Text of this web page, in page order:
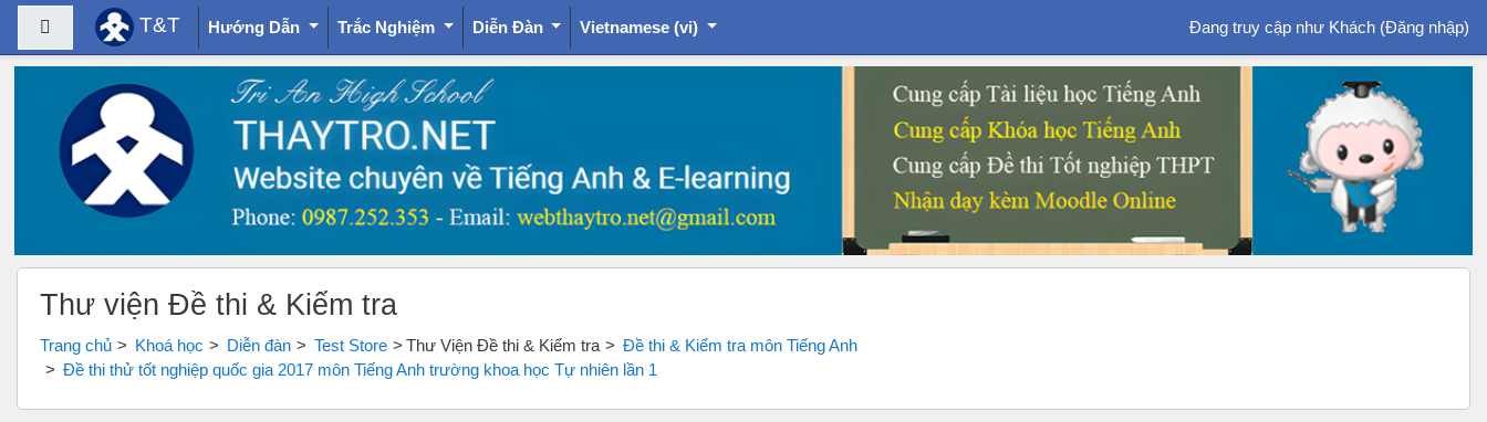
Chuyển tới nội dung chính
Bảng điều khiển cạnh
T&T Hướng Dẫn Trắc Nghiệm Diễn Đàn Vietnamese ‎(vi)‎ Đang truy cập như Khách (Đăng nhập)
Thư viện Đề thi & Kiểm tra
Trang chủ Khoá học Diễn đàn Test Store Thư Viện Đề thi & Kiểm tra
Đề thi & Kiểm tra môn Tiếng Anh
Đề thi thử tốt nghiệp quốc gia 2017 môn Tiếng Anh trường khoa học Tự nhiên lần 1